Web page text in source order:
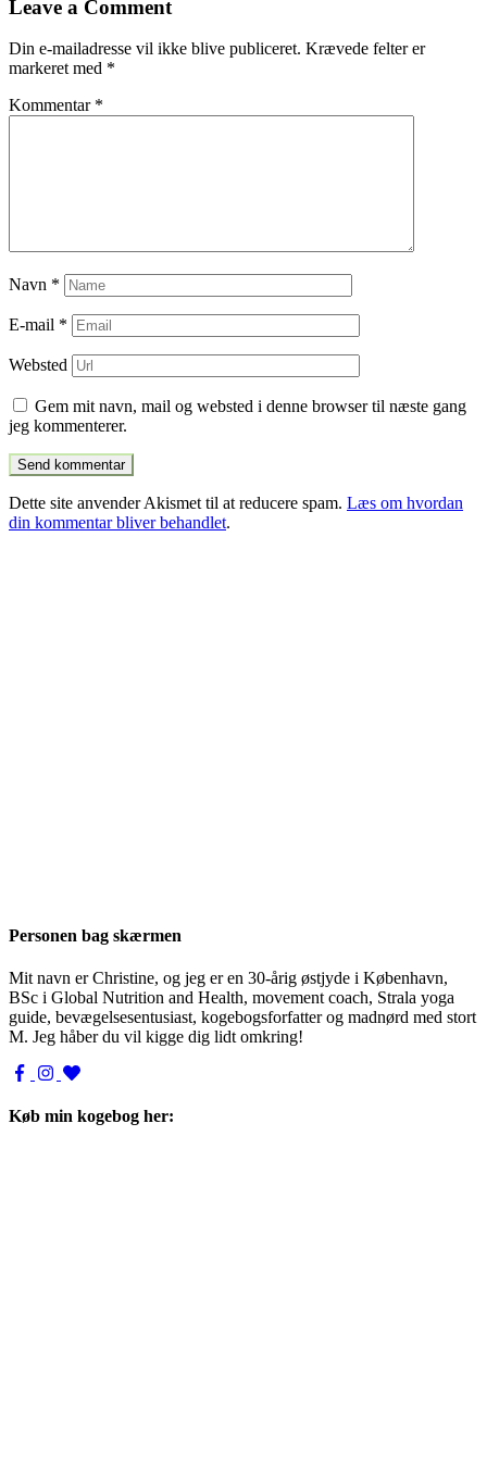
Leave a Comment
Din e-mailadresse vil ikke blive publiceret. Krævede felter er
markeret med *
Kommentar *
Navn *
E-mail *
Websted
Gem mit navn, mail og websted i denne browser til næste gang
jeg kommenterer.
Dette site anvender Akismet til at reducere spam. Læs om hvordan
din kommentar bliver behandlet.
Personen bag skærmen
Mit navn er Christine, og jeg er en 30-årig østjyde i København,
BSc i Global Nutrition and Health, movement coach, Strala yoga
guide, bevægelsesentusiast, kogebogsforfatter og madnørd med stort
M. Jeg håber du vil kigge dig lidt omkring!
Køb min kogebog her: